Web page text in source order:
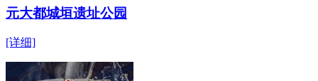
元大都城垣遗址公园
[详细]